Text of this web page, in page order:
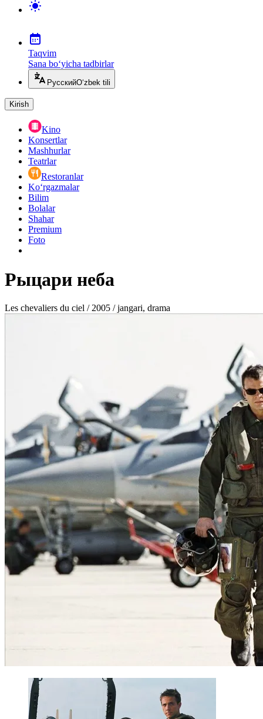
Taqvim
Sana bo‘yicha tadbirlar
РусскийO‘zbek tili
Kirish
Kino
Konsertlar
Mashhurlar
Teatrlar
Restoranlar
Ko‘rgazmalar
Bilim
Bolalar
Shahar
Premium
Foto
Рыцари неба
Les chevaliers du ciel / 2005 / jangari, drama